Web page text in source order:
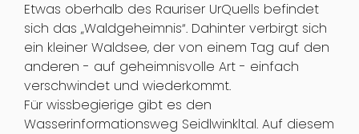
Etwas oberhalb des Rauriser UrQuells befindet
sich das „Waldgeheimnis“. Dahinter verbirgt sich
ein kleiner Waldsee, der von einem Tag auf den
anderen - auf geheimnisvolle Art - einfach
verschwindet und wiederkommt.
Für wissbegierige gibt es den
Wasserinformationsweg Seidlwinkltal. Auf diesem